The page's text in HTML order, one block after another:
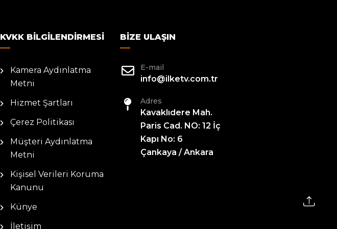
KVKK BILGILENDIRMESI
Kamera Aydınlatma
Metni
Hizmet Şartları
Çerez Politikası
Müşteri Aydınlatma
Metni
Kişisel Verileri Koruma
Kanunu
Künye
İletişim
BIZE ULAŞIN
E-mail
info@ilketv.com.tr
Adres
Kavaklıdere Mah.
Paris Cad. NO: 12 İç
Kapı No: 6
Çankaya / Ankara